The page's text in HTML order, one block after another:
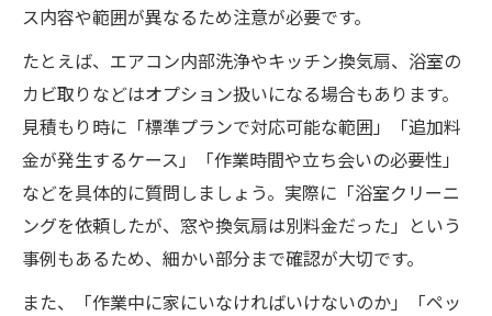
ス内容や範囲が異なるため注意が必要です。
たとえば、エアコン内部洗浄やキッチン換気扇、浴室の
カビ取りなどはオプション扱いになる場合もあります。
見積もり時に「標準プランで対応可能な範囲」「追加料
金が発生するケース」「作業時間や立ち会いの必要性」
などを具体的に質問しましょう。実際に「浴室クリーニ
ングを依頼したが、窓や換気扇は別料金だった」という
事例もあるため、細かい部分まで確認が大切です。
また、「作業中に家にいなければいけないのか」「ペッ